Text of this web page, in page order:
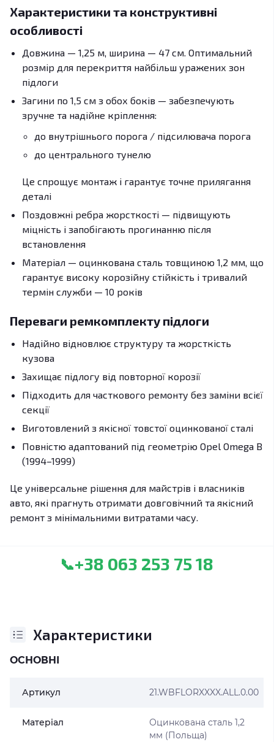
Характеристики та конструктивні
особливості
Довжина — 1,25 м, ширина — 47 см. Оптимальний
розмір для перекриття найбільш уражених зон
підлоги
Загини по 1,5 см з обох боків — забезпечують
зручне та надійне кріплення:
до внутрішнього порога / підсилювача порога
до центрального тунелю
Це спрощує монтаж і гарантує точне прилягання
деталі
Поздовжні ребра жорсткості — підвищують
міцність і запобігають прогинанню після
встановлення
Матеріал — оцинкована сталь товщиною 1,2 мм, що
гарантує високу корозійну стійкість і тривалий
термін служби — 10 років
Переваги ремкомплекту підлоги
Надійно відновлює структуру та жорсткість
кузова
Захищає підлогу від повторної корозії
Підходить для часткового ремонту без заміни всієї
секції
Виготовлений з якісної товстої оцинкованої сталі
Повністю адаптований під геометрію Opel Omega B
(1994–1999)
Це універсальне рішення для майстрів і власників
авто, які прагнуть отримати довговічний та якісний
ремонт з мінімальними витратами часу.
📞+38 063 253 75 18
Характеристики
ОСНОВНІ
Артикул 21.WBFLORXXXX.ALL.0.00
Матеріал
Оцинкована сталь 1,2
мм (Польща)